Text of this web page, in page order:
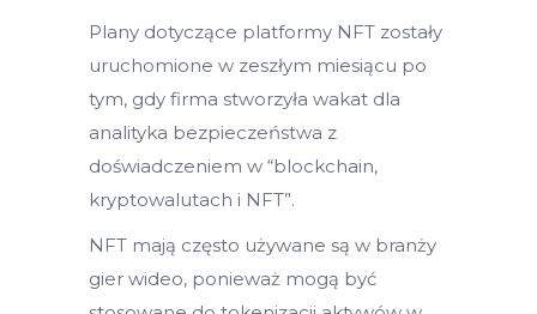
Plany dotyczące platformy NFT zostały
uruchomione w zeszłym miesiącu po
tym, gdy firma stworzyła wakat dla
analityka bezpieczeństwa z
doświadczeniem w “blockchain,
kryptowalutach i NFT”.
NFT mają często używane są w branży
gier wideo, ponieważ mogą być